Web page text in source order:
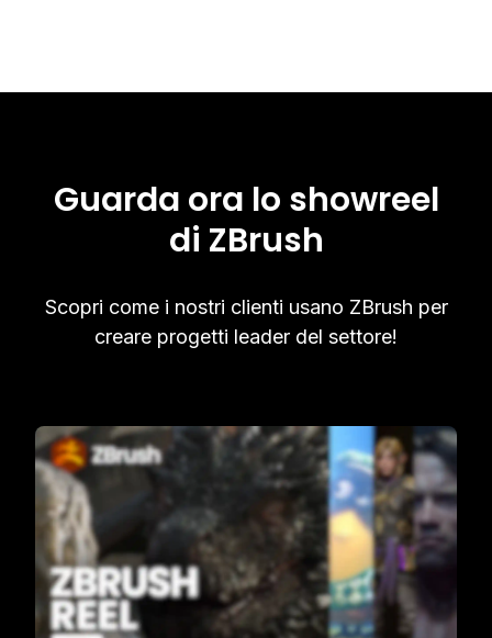
Guarda ora lo showreel
di ZBrush
Scopri come i nostri clienti usano ZBrush per
creare progetti leader del settore!